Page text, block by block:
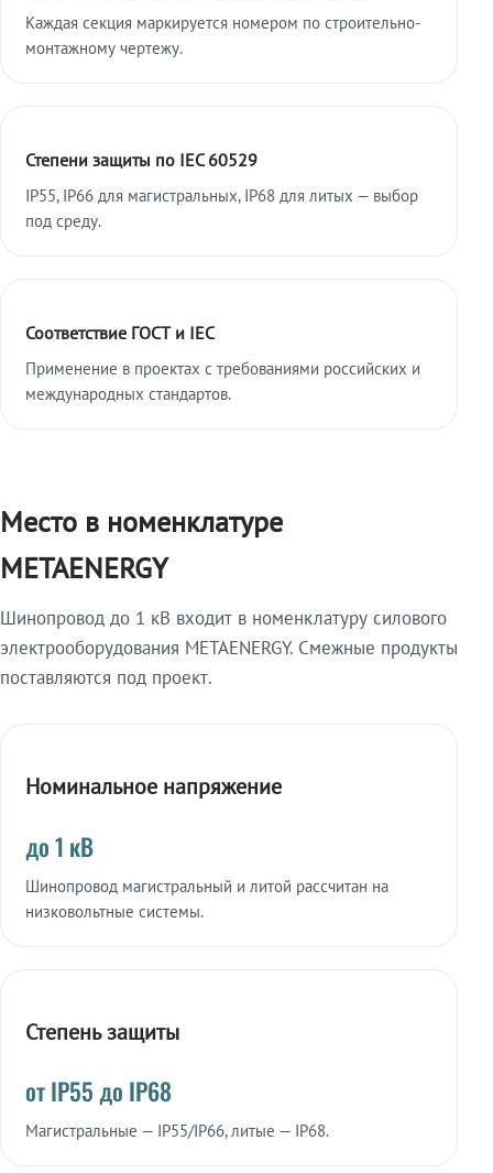
Каждая секция маркируется номером по строительно-
монтажному чертежу.
Степени защиты по IEC 60529
IP55, IP66 для магистральных, IP68 для литых — выбор
под среду.
Соответствие ГОСТ и IEC
Применение в проектах с требованиями российских и
международных стандартов.
Место в номенклатуре
METAENERGY
Шинопровод до 1 кВ входит в номенклатуру силового
электрооборудования METAENERGY. Смежные продукты
поставляются под проект.
Номинальное напряжение
до 1 кВ
Шинопровод магистральный и литой рассчитан на
низковольтные системы.
Степень защиты
от IP55 до IP68
Магистральные — IP55/IP66, литые — IP68.